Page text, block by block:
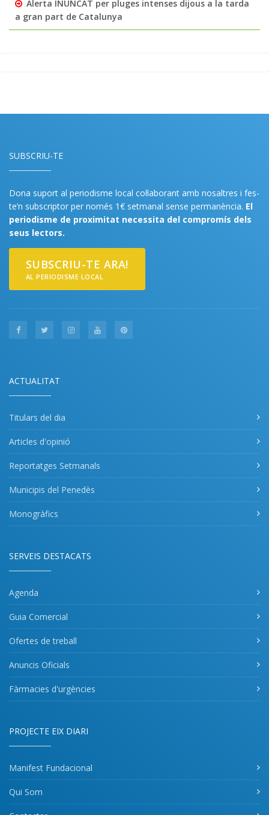
Alerta INUNCAT per pluges intenses dijous a la tarda
a gran part de Catalunya
SUBSCRIU-TE
Dona suport al periodisme local col·laborant amb nosaltres i fes-
te’n subscriptor per només 1€ setmanal sense permanència. El
periodisme de proximitat necessita del compromís dels
seus lectors.
SUBSCRIU-TE ARA!
AL PERIODISME LOCAL
ACTUALITAT
Titulars del dia
Articles d'opinió
Reportatges Setmanals
Municipis del Penedès
Monogràfics
SERVEIS DESTACATS
Agenda
Guia Comercial
Ofertes de treball
Anuncis Oficials
Fàrmacies d'urgències
PROJECTE EIX DIARI
Manifest Fundacional
Qui Som